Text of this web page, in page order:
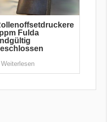
Fulda
Weiterlesen